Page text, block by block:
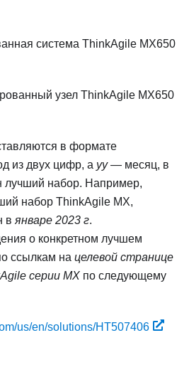
система ThinkAgile MX650
узел ThinkAgile MX650
в формате
из двух цифр, а yy— месяц, в
набор. Например,
набор ThinkAgile MX,
в январе 2023 г.
о конкретном лучшем
ссылкам на целевой странице
серии MX по следующему
us/en/solutions/HT507406